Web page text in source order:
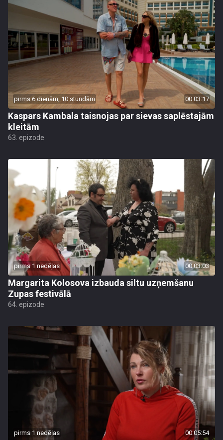
pirms 6 dienām, 10 stundām 00:03:17
Kaspars Kambala taisnojas par sievas saplēstajām
kleitām
63. epizode
pirms 1 nedēļas 00:03:03
Margarita Kolosova izbauda siltu uzņemšanu
Zupas festivālā
64. epizode
pirms 1 nedēļas 00:05:54